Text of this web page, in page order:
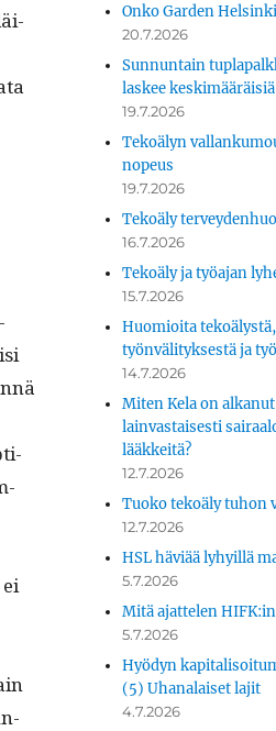
Onko Garden
20.7.2026
Sunnuntain
laskee
19.7.2026
Tekoälyn
nopeus
19.7.2026
Tekoäly
16.7.2026
Tekoäly ja työajan
15.7.2026
Huomioita
työnvälityksestä ja
14.7.2026
Miten Kela on
lainvastaisesti
lääkkeitä?
12.7.2026
Tuoko tekoäly tuhon
12.7.2026
HSL häviää lyhyillä
5.7.2026
Mitä ajattelen
5.7.2026
Hyödyn
(5) Uhanalaiset lajit
4.7.2026